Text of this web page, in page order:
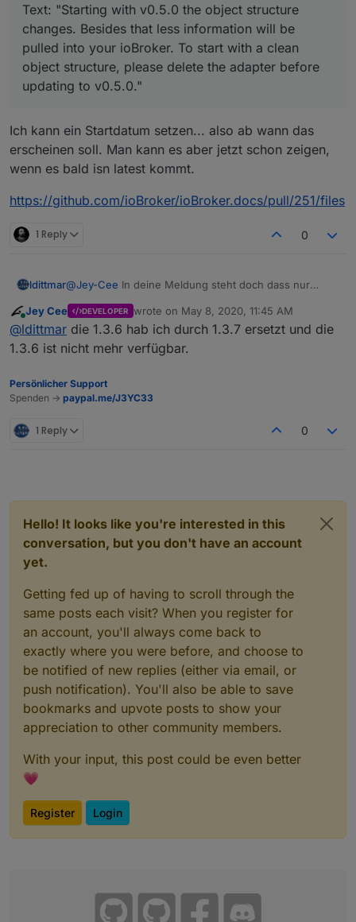
Text: "Starting with v0.5.0 the object structure
changes. Besides that less information will be
pulled into your ioBroker. To start with a clean
object structure, please delete the adapter before
updating to v0.5.0."
Ich kann ein Startdatum setzen... also ab wann das
erscheinen soll. Man kann es aber jetzt schon zeigen,
wenn es bald isn latest kommt.
https://github.com/ioBroker/ioBroker.docs/pull/251/files
1 Reply 0
ldittmar@Jey-Cee In deine Meldung steht doch dass nur
eigentlich die Version auf 1.3.0 setzen. Alle andere
sind doch nicht betroffen, oder? Soll der, der 1.3.6
installiert hat es auch löschen bzw. die Meldung
Online
Jey Cee DEVELOPER wrote on May 8, 2020, 11:45 AM
last edited by
@ldittmar die 1.3.6 hab ich durch 1.3.7 ersetzt und die
1.3.6 ist nicht mehr verfügbar.
Persönlicher Support
Spenden -> paypal.me/J3YC33
1 Reply 0
Hello! It looks like you're interested in this
conversation, but you don't have an account
yet.
Getting fed up of having to scroll through the
same posts each visit? When you register for
an account, you'll always come back to
exactly where you were before, and choose to
be notified of new replies (either via email, or
push notification). You'll also be able to save
bookmarks and upvote posts to show your
appreciation to other community members.
With your input, this post could be even better
💗
Register Login